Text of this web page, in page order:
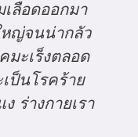
เลือดออกมา
หญ่จนน่ากลัว
มะเร็งตลอด
ป็นโรคร้าย
ร่างกายเรา